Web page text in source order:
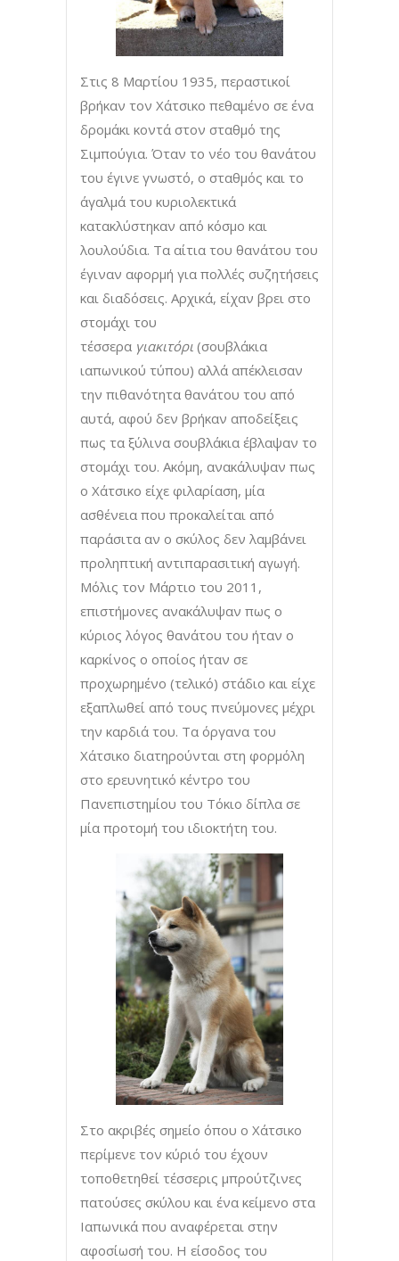
Στις 8 Μαρτίου 1935, περαστικοί
βρήκαν τον Χάτσικο πεθαμένο σε ένα
δρομάκι κοντά στον σταθμό της
Σιμπούγια. Όταν το νέο του θανάτου
του έγινε γνωστό, ο σταθμός και το
άγαλμά του κυριολεκτικά
κατακλύστηκαν από κόσμο και
λουλούδια. Τα αίτια του θανάτου του
έγιναν αφορμή για πολλές συζητήσεις
και διαδόσεις. Αρχικά, είχαν βρει στο
στομάχι του
τέσσερα γιακιτόρι (σουβλάκια
ιαπωνικού τύπου) αλλά απέκλεισαν
την πιθανότητα θανάτου του από
αυτά, αφού δεν βρήκαν αποδείξεις
πως τα ξύλινα σουβλάκια έβλαψαν το
στομάχι του. Ακόμη, ανακάλυψαν πως
ο Χάτσικο είχε φιλαρίαση, μία
ασθένεια που προκαλείται από
παράσιτα αν ο σκύλος δεν λαμβάνει
προληπτική αντιπαρασιτική αγωγή.
Μόλις τον Μάρτιο του 2011,
επιστήμονες ανακάλυψαν πως ο
κύριος λόγος θανάτου του ήταν ο
καρκίνος ο οποίος ήταν σε
προχωρημένο (τελικό) στάδιο και είχε
εξαπλωθεί από τους πνεύμονες μέχρι
την καρδιά του. Τα όργανα του
Χάτσικο διατηρούνται στη φορμόλη
στο ερευνητικό κέντρο του
Πανεπιστημίου του Τόκιο δίπλα σε
μία προτομή του ιδιοκτήτη του.
Στο ακριβές σημείο όπου ο Χάτσικο
περίμενε τον κύριό του έχουν
τοποθετηθεί τέσσερις μπρούτζινες
πατούσες σκύλου και ένα κείμενο στα
Ιαπωνικά που αναφέρεται στην
αφοσίωσή του. Η είσοδος του